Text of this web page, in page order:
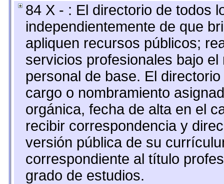
84 X - : El directorio de todos
independientemente de que
apliquen recursos públicos;
servicios profesionales bajo
personal de base. El
cargo o nombramiento
orgánica, fecha de alta en el
recibir correspondencia y
versión pública de su
correspondiente al título
grado de estudios.